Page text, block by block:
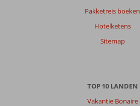
Pakketreis boeken
Hotelketens
Sitemap
TOP 10 LANDEN
Vakantie Bonaire